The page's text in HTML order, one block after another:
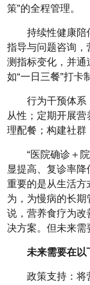
策”的全程管理。
持续性健康陪
指导与问题咨询，
测指标变化，并通
如“一日三餐”打卡
行为干预体系
从性；定期开展
理配餐；构建社群
“医院确诊＋
显提高、复诊率
重要的是从生活
为，为慢病的长
说，营养食疗为
决方案。但未来需
未来需要在以
政策支持：将